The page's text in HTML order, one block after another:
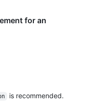
for an
is recommended.